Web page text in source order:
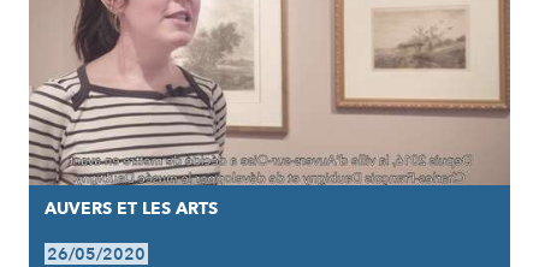
AUVERS ET LES ARTS
26/05/2020